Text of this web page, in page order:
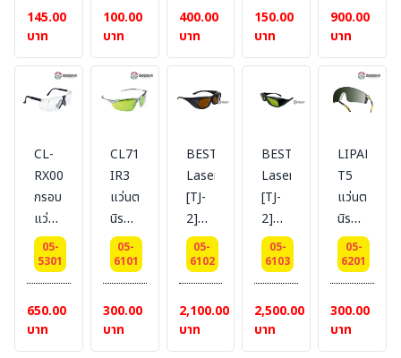
น้ำเงิน
กันฝ้า
#
BESTSAFE
145.00
บาท
ใส #
BESTSAFE
100.00
บาท
2000
nm
#
400.00
บาท
สายตา
เลนส์
เล็ก
BESTSAFE
150.00
บาท
สายตา
#
ELVEX
900.00
บาท
CL-
RX005
กรอบ
แว่นตา
นิรภัย
สำหรับ
เลนส์
สายตา
#
BESTSAFE
05-
5301
650.00
บาท
CL711-
IR3
แว่นตา
นิรภัย
Shade
3 #
BESTSAFE
05-
6101
300.00
บาท
BESTSAFE-
Laser
[TJ-
2]
แว่นตา
นิรภัย
ป้องกัน
เลเซอร์
(534
นาโน
05-
6102
2,100.00
บาท
BESTSAFE-
Laser
[TJ-
2]
แว่นตา
นิรภัย
ป้องกัน
เลเซอร์
(900-
1100
05-
6103
2,500.00
บาท
LIPARI2-
T5
แว่นตา
นิรภัย
เลนส์
กัน
งาน
เชื่อม
05-
6201
300.00
บาท